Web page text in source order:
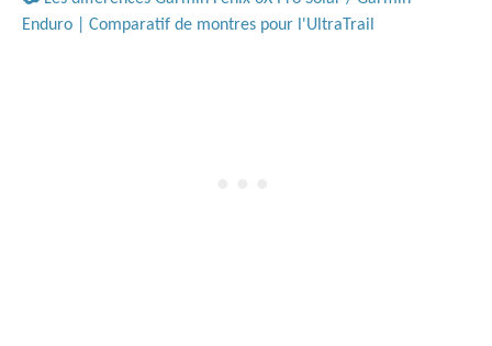
Enduro | Comparatif de montres pour l'UltraTrail